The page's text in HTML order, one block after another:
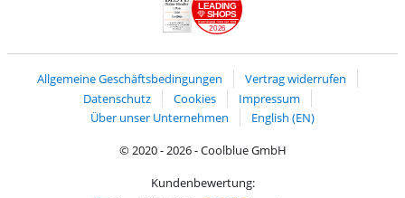
2026
LEADING
SHOPS
Allgemeine Geschäftsbedingungen
Vertrag widerrufen
Datenschutz
Cookies
Impressum
Über unser Unternehmen
English (EN)
© 2020 - 2026 - Coolblue GmbH
Kundenbewertung: